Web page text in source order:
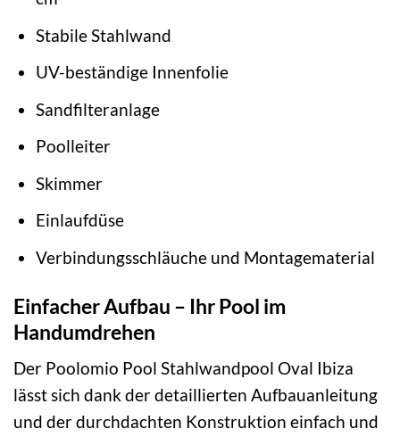
Stabile Stahlwand
UV-beständige Innenfolie
Sandfilteranlage
Poolleiter
Skimmer
Einlaufdüse
Verbindungsschläuche und Montagematerial
Einfacher Aufbau – Ihr Pool im
Handumdrehen
Der Poolomio Pool Stahlwandpool Oval Ibiza
lässt sich dank der detaillierten Aufbauanleitung
und der durchdachten Konstruktion einfach und